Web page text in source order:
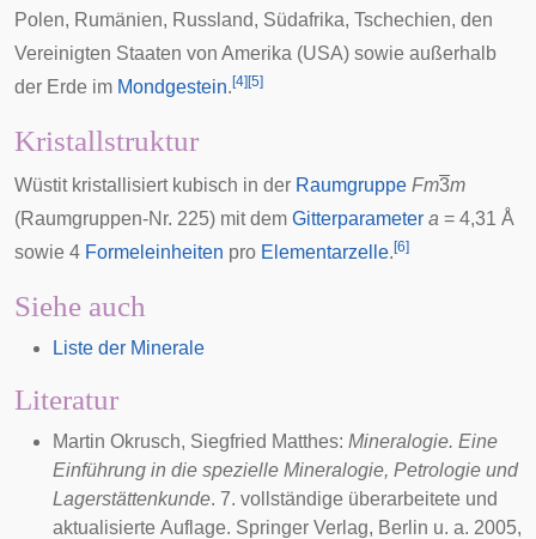
Polen, Rumänien, Russland, Südafrika, Tschechien, den
Vereinigten Staaten von Amerika (USA) sowie außerhalb
der Erde im Mondgestein. [4] [5]
Kristallstruktur
Wüstit kristallisiert kubisch in der Raumgruppe Fm3m
(Raumgruppen-Nr. 225) mit dem Gitterparameter a = 4,31 Å
sowie 4 Formeleinheiten pro Elementarzelle. [6]
Siehe auch
Liste der Minerale
Literatur
Martin Okrusch, Siegfried Matthes: Mineralogie. Eine
Einführung in die spezielle Mineralogie, Petrologie und
Lagerstättenkunde. 7. vollständige überarbeitete und
aktualisierte Auflage. Springer Verlag, Berlin u. a. 2005,